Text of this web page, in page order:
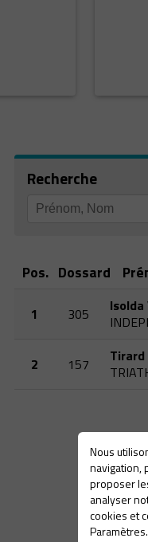
Recherche
Pos. Dossard
1 305
2 157
Tirard
Nous
navigation,
proposer
analyser
cookies et
Paramètres.